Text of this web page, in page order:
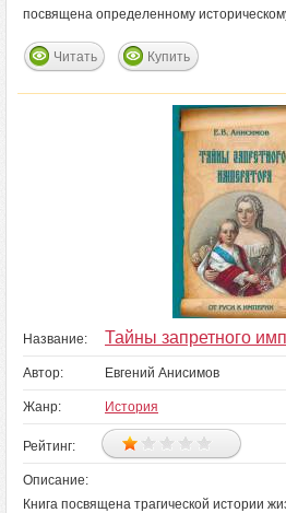
посвящена определенному
Читать Купить
Название: Тайны запретного
Автор: Евгений Анисимов
Жанр: История
Рейтинг:
Описание:
Книга посвящена трагической истории